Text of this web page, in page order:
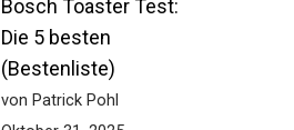
Bosch Toaster Test:
Die 5 besten
(Bestenliste)
von Patrick Pohl